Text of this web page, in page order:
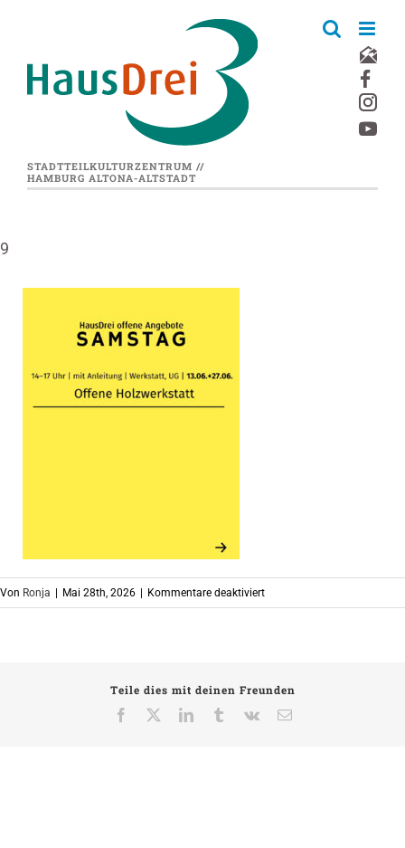
STADTTEILKULTURZENTRUM //
HAMBURG ALTONA-ALTSTADT
9
Von Ronja Mai 28th, 2026 Kommentare deaktiviertfür
9
Teile dies mit deinen Freunden
Facebook
LinkedInTumblrVk
E-